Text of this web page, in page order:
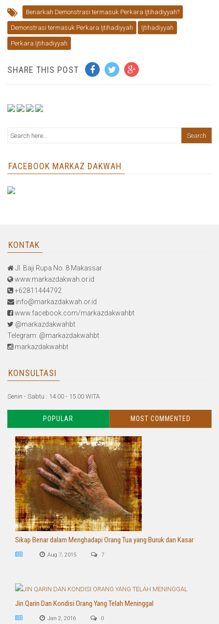
Benarkah Demonstrasi termasuk Perkara Ijtihadiyyah?
Demonstrasi termasuk Perkara Ijtihadiyyah Ijtihadiyyah
Perkara Ijtihadiyyah
SHARE THIS POST
FACEBOOK MARKAZ DAKWAH
KONTAK
Jl. Baji Rupa No. 8 Makassar
www.markazdakwah.or.id
+62811444792
info@markazdakwah.or.id
www.facebook.com/markazdakwahbt
@markazdakwahbt
Telegram: @markazdakwahbt
markazdakwahbt
KONSULTASI
Senin - Sabtu : 14.00 - 15.00 WITA
POPULAR MOST COMMENTED
Sikap Benar dalam Menghadapi Orang Tua yang Buruk dan Kasar
Aug 7, 2015 7
Jin Qarin Dan Kondisi Orang Yang Telah Meninggal
Jan 2, 2016 0